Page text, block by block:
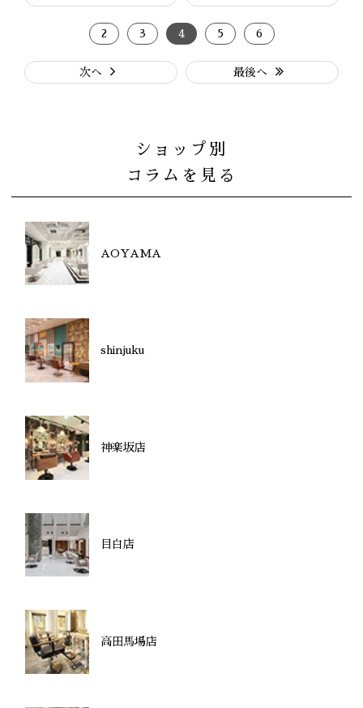
2 3 4 5 6
次へ 最後へ
ショップ別
コラムを見る
AOYAMA
shinjuku
神楽坂店
目白店
高田馬場店